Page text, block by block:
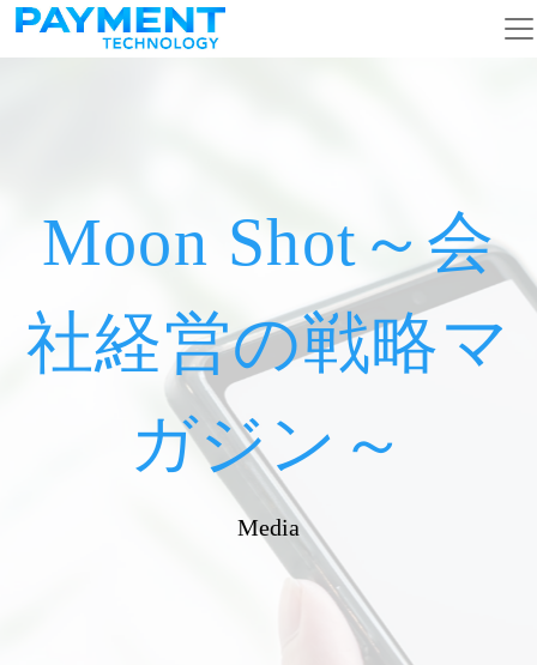
コンテンツへスキップ
メインナビゲーション
Moon Shot～会
社経営の戦略マ
ガジン～
Media